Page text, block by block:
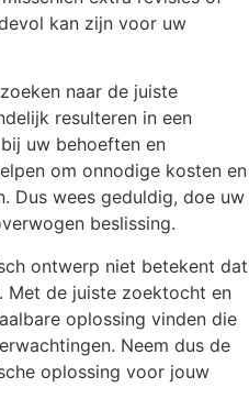
kan zijn voor uw
naar de juiste
resulteren in een
uw behoeften en
om onnodige kosten en
Dus wees geduldig, doe uw
beslissing.
ontwerp niet betekent dat
Met de juiste zoektocht en
oplossing vinden die
Neem dus de
oplossing voor jouw